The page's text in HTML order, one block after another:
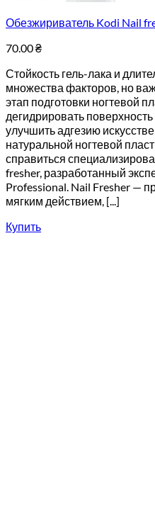
Обезжириватель Kodi Nail
70.00₴
Стойкость гель-лака и
множества факторов, но
этап подготовки ногтевой
дегидрировать
улучшить адгезию
натуральной ногтевой
справиться
fresher, разработанный
Professional. Nail Fresher —
мягким действием, [...]
Купить